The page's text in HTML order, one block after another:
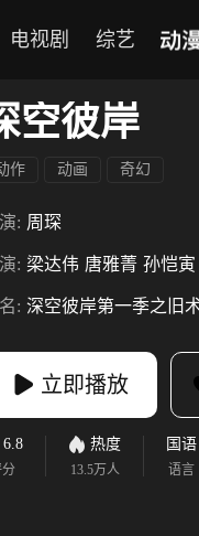
电视剧 综艺 动
空彼岸
作 动画 奇幻
: 周琛
: 梁达伟 唐雅菁 孙恺寅
: 深空彼岸第一季之旧
立即播放
6.8 热度
13.5万人
国语
语言